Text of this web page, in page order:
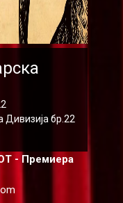
Дивизија бр.22
- Премиера